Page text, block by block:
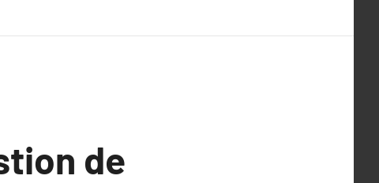
de